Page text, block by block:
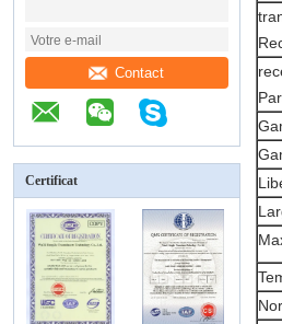
Contact
Certificat